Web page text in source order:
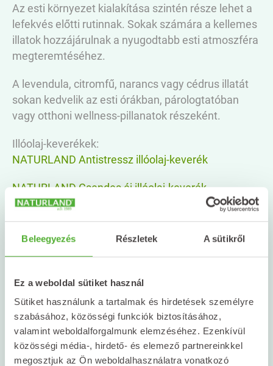
Beleegyezés Részletek A sütikről
Ez a weboldal sütiket használ
Sütiket használunk a tartalmak és hirdetések személyre
szabásához, közösségi funkciók biztosításához,
valamint weboldalforgalmunk elemzéséhez. Ezenkívül
közösségi média-, hirdető- és elemező partnereinkkel
megosztjuk az Ön weboldalhasználatra vonatkozó
Az esti környezet kialakítása szintén része lehet a
lefekvés előtti rutinnak. Sokak számára a kellemes
illatok hozzájárulnak a nyugodtabb esti atmoszféra
megteremtéséhez.
A levendula, citromfű, narancs vagy cédrus illatát
sokan kedvelik az esti órákban, párologtatóban
vagy otthoni wellness-pillanatok részeként.
Illóolaj-keverékek:
NATURLAND Antistressz illóolaj-keverék
NATURLAND Csendes éj illóolaj-keverék
Ötlet egy egyszerű esti
rutinhoz
Ha szeretnél tudatosabban készülni a pihenésre,
Képernyők kikapcsolásalefekvés előtt
legalább 1 órával.
Egy csésze gyógynövényteaaz esti rutin
részeként.